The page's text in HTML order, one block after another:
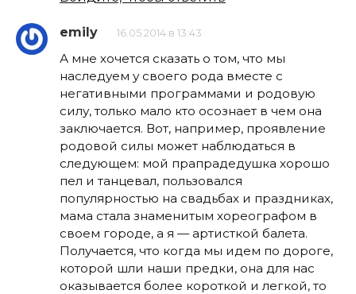
emily 16.05.2014 в 13:43
А мне хочется сказать о том, что мы
наследуем у своего рода вместе с
негативными программами и родовую
силу, только мало кто осознает в чем она
заключается. Вот, например, проявление
родовой силы может наблюдаться в
следующем: мой прапрадедушка хорошо
пел и танцевал, пользовался
популярностью на свадьбах и праздниках,
мама стала знаменитым хореографом в
своем городе, а я — артисткой балета.
Получается, что когда мы идем по дороге,
которой шли наши предки, она для нас
оказывается более короткой и легкой, то